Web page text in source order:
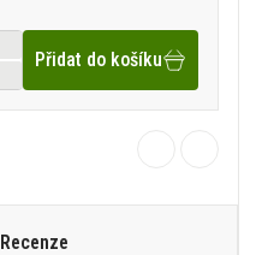
Přidat do košíku
Recenze